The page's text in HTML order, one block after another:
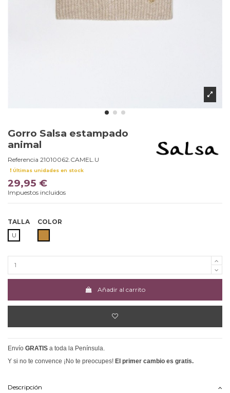
Gorro Salsa estampado
animal
Referencia 21010062.CAMEL.U
Últimas unidades en stock
29,95 €
Impuestos incluidos
TALLA
U
COLOR
Añadir al carrito
Envío GRATIS a toda la Península.
Y si no te convence ¡No te preocupes! El primer cambio es gratis.
Descripción